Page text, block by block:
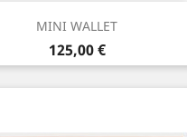
MINI WALLET
Prix
125,00 €
Aperçu rapide